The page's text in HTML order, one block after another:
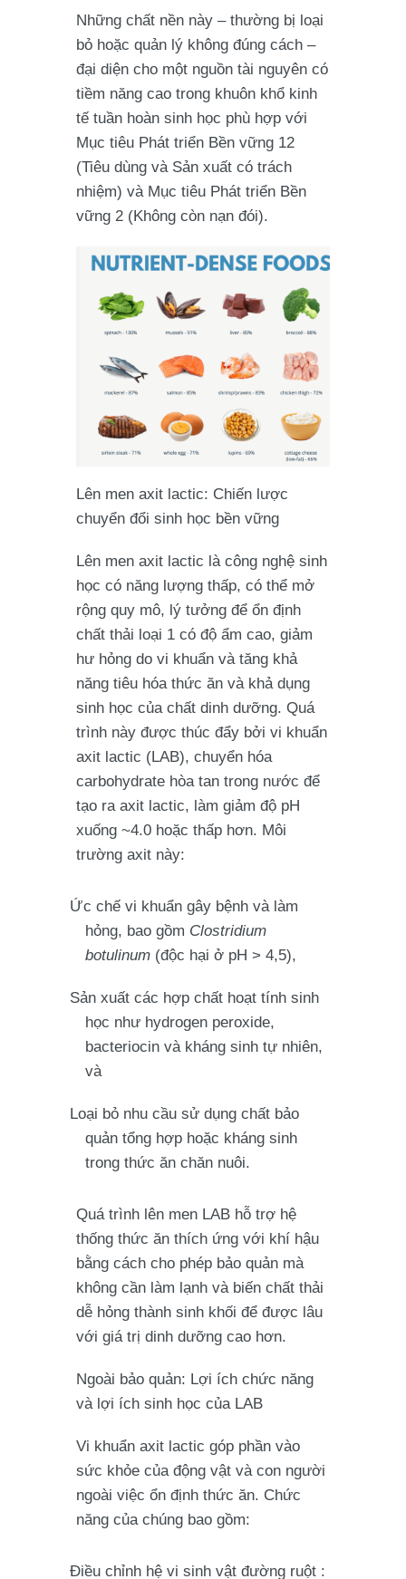
Những chất nền này – thường bị loại
bỏ hoặc quản lý không đúng cách –
đại diện cho một nguồn tài nguyên có
tiềm năng cao trong khuôn khổ kinh
tế tuần hoàn sinh học phù hợp với
Mục tiêu Phát triển Bền vững 12
(Tiêu dùng và Sản xuất có trách
nhiệm) và Mục tiêu Phát triển Bền
vững 2 (Không còn nạn đói).
Lên men axit lactic: Chiến lược
chuyển đổi sinh học bền vững
Lên men axit lactic là công nghệ sinh
học có năng lượng thấp, có thể mở
rộng quy mô, lý tưởng để ổn định
chất thải loại 1 có độ ẩm cao, giảm
hư hỏng do vi khuẩn và tăng khả
năng tiêu hóa thức ăn và khả dụng
sinh học của chất dinh dưỡng. Quá
trình này được thúc đẩy bởi vi khuẩn
axit lactic (LAB), chuyển hóa
carbohydrate hòa tan trong nước để
tạo ra axit lactic, làm giảm độ pH
xuống ~4.0 hoặc thấp hơn. Môi
trường axit này:
Ức chế vi khuẩn gây bệnh và làm
hỏng, bao gồm Clostridium
botulinum (độc hại ở pH > 4,5),
Sản xuất các hợp chất hoạt tính sinh
học như hydrogen peroxide,
bacteriocin và kháng sinh tự nhiên,
và
Loại bỏ nhu cầu sử dụng chất bảo
quản tổng hợp hoặc kháng sinh
trong thức ăn chăn nuôi.
Quá trình lên men LAB hỗ trợ hệ
thống thức ăn thích ứng với khí hậu
bằng cách cho phép bảo quản mà
không cần làm lạnh và biến chất thải
dễ hỏng thành sinh khối để được lâu
với giá trị dinh dưỡng cao hơn.
Ngoài bảo quản: Lợi ích chức năng
và lợi ích sinh học của LAB
Vi khuẩn axit lactic góp phần vào
sức khỏe của động vật và con người
ngoài việc ổn định thức ăn. Chức
năng của chúng bao gồm:
Điều chỉnh hệ vi sinh vật đường ruột :